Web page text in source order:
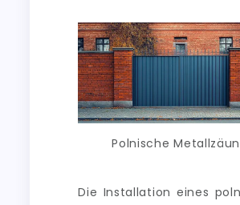
Polnische
Die Installation eines